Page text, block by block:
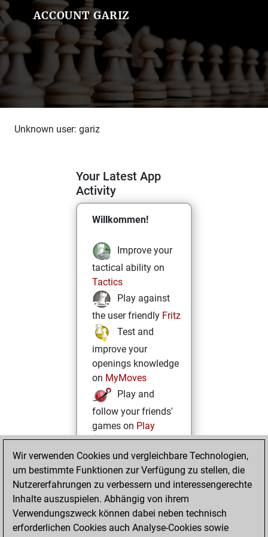
ACCOUNT GARIZ
Unknown user: gariz
Your Latest App
Activity
Willkommen!
Improve your
tactical ability on
Tactics
Play against
the user friendly Fritz
Test and
improve your
openings knowledge
on MyMoves
Play and
follow your friends'
games on Play
Solve some
beautiful and
challenging Studies
on Studies
Wir verwenden Cookies und vergleichbare Technologien,
um bestimmte Funktionen zur Verfügung zu stellen, die
Nutzererfahrungen zu verbessern und interessengerechte
Inhalte auszuspielen. Abhängig von ihrem
Verwendungszweck können dabei neben technisch
erforderlichen Cookies auch Analyse-Cookies sowie